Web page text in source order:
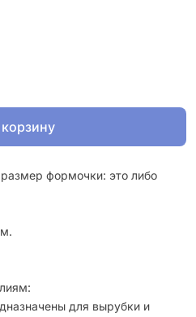
формочки: это либо
для вырубки и